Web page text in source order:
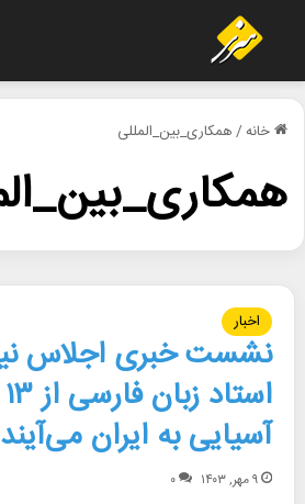
خانه/همکاری_بین_المللی
اخبار
آسیایی به ایران می‌آیند
۹ مهر, ۱۴۰۳ ۰